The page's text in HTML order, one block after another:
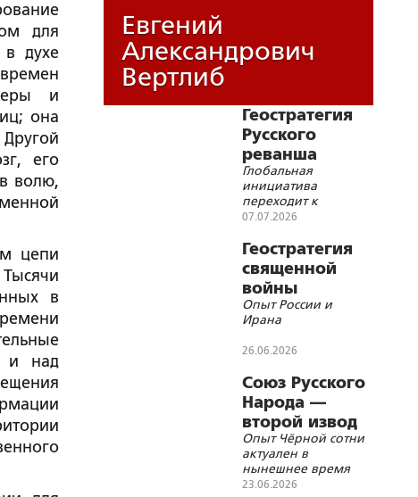
для
в духе
и
она
его
волю,
цепи
в
и над
Евгений
Александрович
Вертлиб
Геостратегия
Русского
реванша
Глобальная
инициатива
переходит к
евразийскому блоку,
технологический
контур рискует
оказаться в глубокой
ресурсной изоляции
07.07.2026
Геостратегия
священной
войны
Опыт России и
Ирана
26.06.2026
Союз Русского
Народа —
второй извод
Опыт Чёрной сотни
актуален в
нынешнее время
23.06.2026